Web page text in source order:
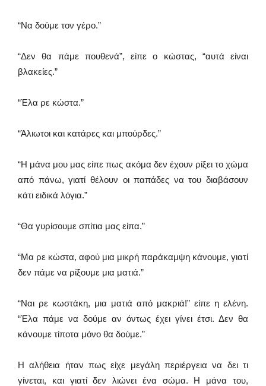
“Να δούμε τον γέρο.”
“Δεν θα πάμε πουθενά”, είπε ο κώστας, “αυτά είναι
βλακείες.”
“Έλα ρε κώστα.”
“Άλιωτοι και κατάρες και μπούρδες.”
“Η μάνα μου μας είπε πως ακόμα δεν έχουν ρίξει το χώμα
από πάνω, γιατί θέλουν οι παπάδες να του διαβάσουν
κάτι ειδικά λόγια.”
“Θα γυρίσουμε σπίτια μας είπα.”
“Μα ρε κώστα, αφού μια μικρή παράκαμψη κάνουμε, γιατί
δεν πάμε να ρίξουμε μια ματιά.”
“Ναι ρε κωστάκη, μια ματιά από μακριά!” είπε η ελένη.
“Έλα πάμε να δούμε αν όντως έχει γίνει έτσι. Δεν θα
κάνουμε τίποτα μόνο θα δούμε.”
Η αλήθεια ήταν πως είχε μεγάλη περιέργεια να δει τι
γίνεται, και γιατί δεν λιώνει ένα σώμα. Η μάνα του,